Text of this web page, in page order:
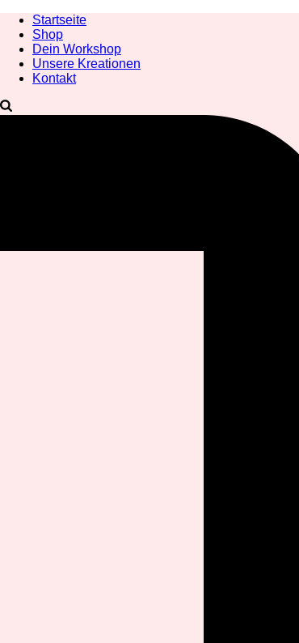
Startseite
Shop
Dein Workshop
Unsere Kreationen
Kontakt